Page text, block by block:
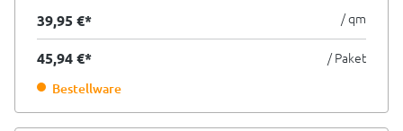
39,95 €* / qm
45,94 €* / Paket
Bestellware